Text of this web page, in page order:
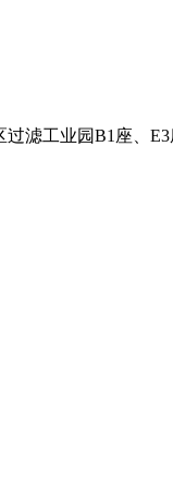
滤工业园B1座、E3